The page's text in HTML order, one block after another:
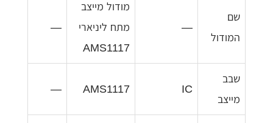
שם
המודול
—
מודול מייצב
מתח ליניארי
AMS1117
—
שבב
מייצב
IC
AMS1117
—